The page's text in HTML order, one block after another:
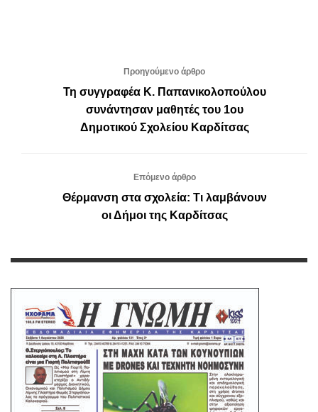
Προηγούμενο άρθρο
Τη συγγραφέα Κ. Παπανικολοπούλου
συνάντησαν μαθητές του 1ου
Δημοτικού Σχολείου Καρδίτσας
Επόμενο άρθρο
Θέρμανση στα σχολεία: Τι λαμβάνουν
οι Δήμοι της Καρδίτσας